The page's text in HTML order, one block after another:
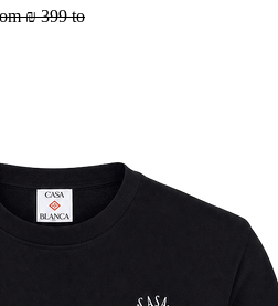
₪ 399 to